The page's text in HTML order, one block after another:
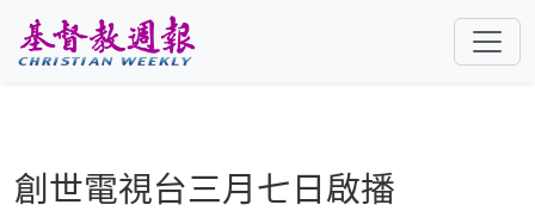
創世電視台三月七日啟播